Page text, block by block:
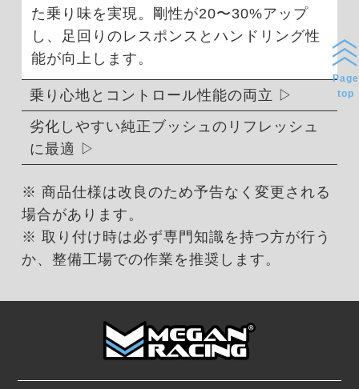
た乗り味を実現。剛性が20〜30%アップ
し、足回りのレスポンスとハンドリング性
能が向上します。
乗り心地とコントロール性能の両立
劣化しやすい純正ブッシュのリフレッシュ
に最適
※ 商品仕様は改良のため予告なく変更される
場合があります。
※ 取り付け時は必ず専門知識を持つ方が行う
か、整備工場での作業を推奨します。
Page
top